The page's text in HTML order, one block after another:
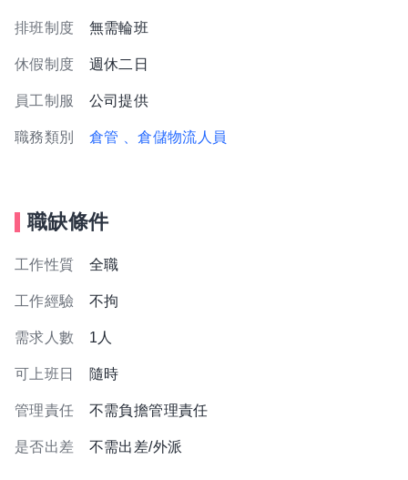
排班制度 無需輪班
休假制度 週休二日
員工制服 公司提供
職務類別 倉管 、倉儲物流人員
職缺條件
工作性質 全職
工作經驗 不拘
需求人數 1人
可上班日 隨時
管理責任 不需負擔管理責任
是否出差 不需出差/外派